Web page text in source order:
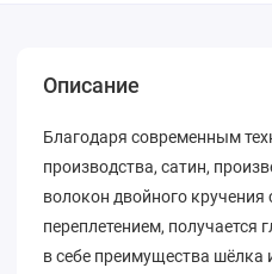
Описание
Благодаря современным
производства, сатин,
волокон двойного
переплетением, получается
в себе преимущества шёлка